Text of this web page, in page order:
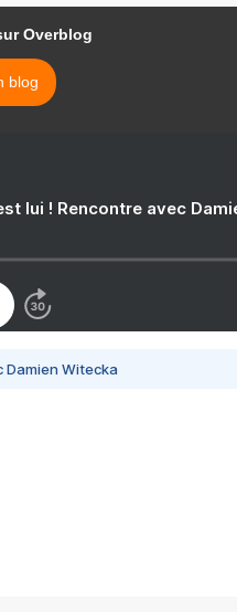
Overblog
blog
lui ! Rencontre avec
Damien Witecka